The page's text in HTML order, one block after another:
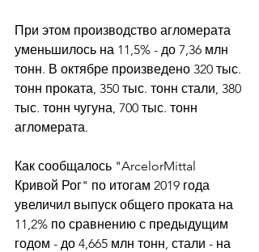
При этом производство агломерата
уменьшилось на 11,5% - до 7,36 млн
тонн. В октябре произведено 320 тыс.
тонн проката, 350 тыс. тонн стали, 380
тыс. тонн чугуна, 700 тыс. тонн
агломерата.
Как сообщалось "ArcelorMittal
Кривой Рог" по итогам 2019 года
увеличил выпуск общего проката на
11,2% по сравнению с предыдущим
годом - до 4,665 млн тонн, стали - на